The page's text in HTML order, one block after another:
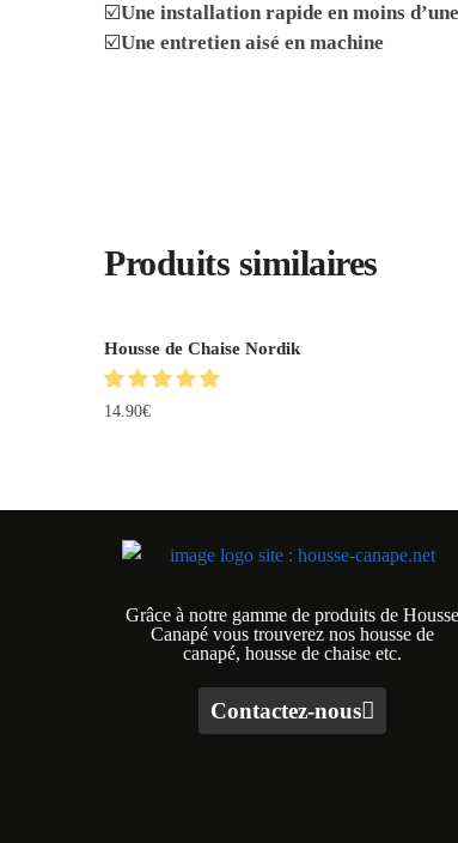
☑️Une installation rapide en moins
☑️Une entretien aisé en machine
Produits similaires
Housse de Chaise Nordik
14.90€
Grâce à notre gamme de produits de Housse
Canapé vous trouverez nos housse de
canapé, housse de chaise etc.
Contactez-nous